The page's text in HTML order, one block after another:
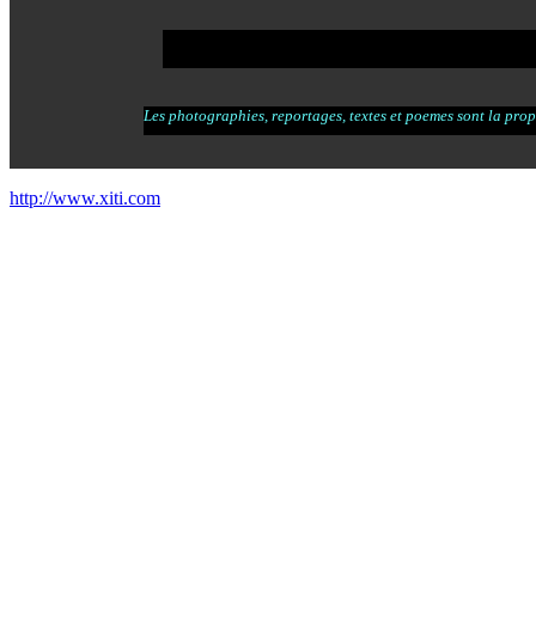
Les photographies, reportages, textes et poemes sont la
http://www.xiti.com